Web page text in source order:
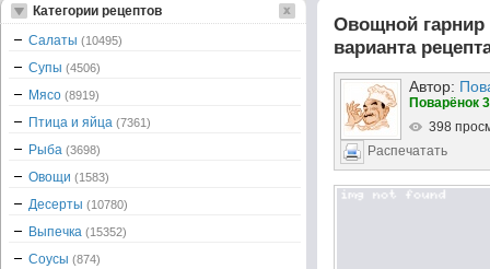
Овощной
варианта
Автор:
Поварёнок
398
Распечатать
Категории рецептов
Салаты (10495)
Супы (4506)
Мясо (8919)
Птица и яйца (7361)
Рыба (3698)
Овощи (1583)
Десерты (10780)
Выпечка (15352)
Соусы (874)